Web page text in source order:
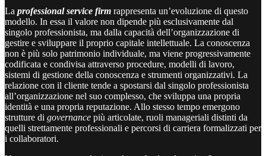
La professional service firm rappresenta un’evoluzione di questo
modello. In essa il valore non dipende più esclusivamente dal
singolo professionista, ma dalla capacità dell’organizzazione di
gestire e sviluppare il proprio capitale intellettuale. La conoscenza
non è più solo patrimonio individuale, ma viene progressivamente
codificata e condivisa attraverso procedure, modelli di lavoro,
sistemi di gestione della conoscenza e strumenti organizzativi. La
relazione con il cliente tende a spostarsi dal singolo professionista
all’organizzazione nel suo complesso, che sviluppa una propria
identità e una propria reputazione. Allo stesso tempo emergono
strutture di governance più articolate, ruoli manageriali distinti da
quelli strettamente professionali e percorsi di carriera formalizzati per
i collaboratori.